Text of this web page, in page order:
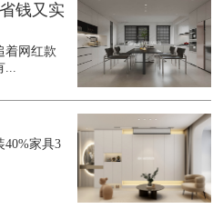
钱又实
着网红款
...
40%家具3